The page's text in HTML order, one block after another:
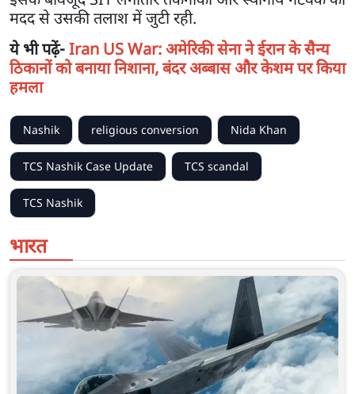
मदद से उसकी तलाश में जुटी रही.
ये भी पढ़ें-Iran US War: अमेरिकी सेना ने ईरान के सैन्य
ठिकानों को बनाया निशाना, बंदर अब्बास और केशम पर किया
हमला
Nashik religious conversion Nida Khan
TCS Nashik Case Update TCS scandal
TCS Nashik
भारत